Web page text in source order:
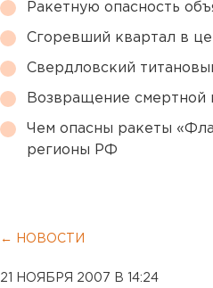
Ракетную опасность
Сгоревший квартал в
Свердловский
Возвращение смертной
Чем опасны ракеты
регионы РФ
← НОВОСТИ
21 НОЯБРЯ 2007 В 14:24